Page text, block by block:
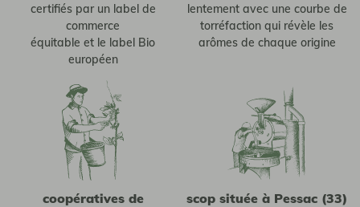
certifiés par un label de
commerce
équitable et le label Bio
européen
lentement avec une courbe de
torréfaction qui révèle les
arômes de chaque origine
coopératives de
scop située à Pessac (33)